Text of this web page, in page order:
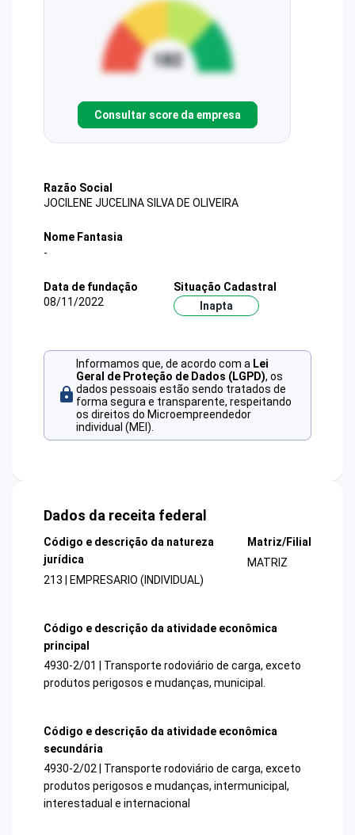
Consultar score da empresa
Razão Social
JOCILENE JUCELINA SILVA DE OLIVEIRA
Nome Fantasia
-
Data de fundação
08/11/2022
Situação Cadastral
Inapta
Informamos que, de acordo com a Lei
Geral de Proteção de Dados (LGPD), os
dados pessoais estão sendo tratados de
forma segura e transparente, respeitando
os direitos do Microempreendedor
individual (MEI).
Dados da receita federal
Código e descrição da natureza
jurídica
213 | EMPRESARIO (INDIVIDUAL)
Matriz/Filial
MATRIZ
Código e descrição da atividade econômica
principal
4930-2/01 | Transporte rodoviário de carga, exceto
produtos perigosos e mudanças, municipal.
Código e descrição da atividade econômica
secundária
4930-2/02 | Transporte rodoviário de carga, exceto
produtos perigosos e mudanças, intermunicipal,
interestadual e internacional